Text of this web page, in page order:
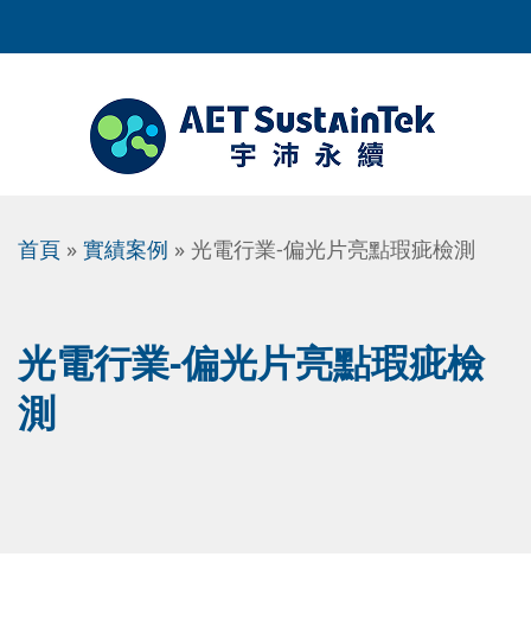
首頁 » 實績案例 » 光電行業-偏光片亮點瑕疵檢測
光電行業-偏光片亮點瑕疵檢
測